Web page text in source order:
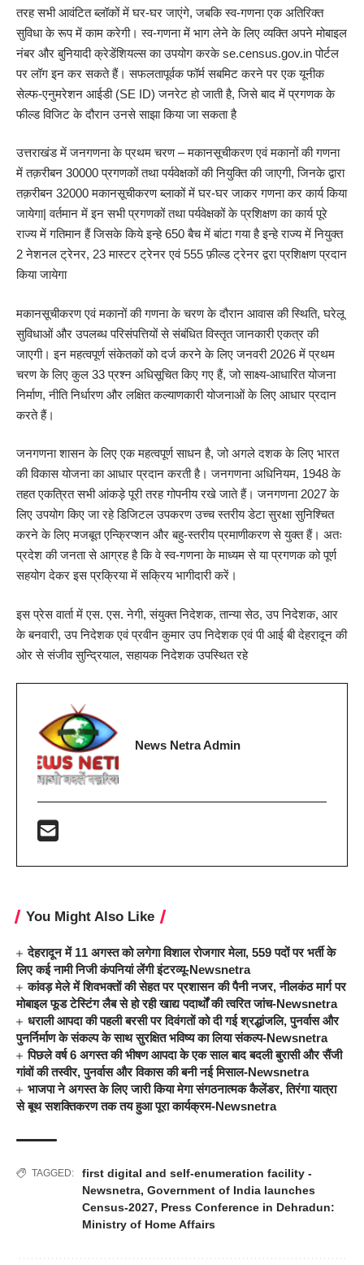
तरह सभी आवंटित ब्लॉकों में घर-घर जाएंगे, जबकि स्व-गणना एक अतिरिक्त
सुविधा के रूप में काम करेगी। स्व-गणना में भाग लेने के लिए व्यक्ति अपने मोबाइल
नंबर और बुनियादी क्रेडेंशियल्स का उपयोग करके se.census.gov.in पोर्टल
पर लॉग इन कर सकते हैं। सफलतापूर्वक फॉर्म सबमिट करने पर एक यूनीक
सेल्फ-एनुमरेशन आईडी (SE ID) जनरेट हो जाती है, जिसे बाद में प्रगणक के
फील्ड विजिट के दौरान उनसे साझा किया जा सकता है
उत्तराखंड में जनगणना के प्रथम चरण – मकानसूचीकरण एवं मकानों की गणना
में तक़रीबन 30000 प्रगणकों तथा पर्यवेक्षकों की नियुक्ति की जाएगी, जिनके द्वारा
तक़रीबन 32000 मकानसूचीकरण ब्लाकों में घर-घर जाकर गणना कर कार्य किया
जायेगा| वर्तमान में इन सभी प्रगणकों तथा पर्यवेक्षकों के प्रशिक्षण का कार्य पूरे
राज्य में गतिमान हैं जिसके किये इन्हे 650 बैच में बांटा गया है इन्हे राज्य में नियुक्त
2 नेशनल ट्रेनर, 23 मास्टर ट्रेनर एवं 555 फ़ील्ड ट्रेनर द्वरा प्रशिक्षण प्रदान
किया जायेगा
मकानसूचीकरण एवं मकानों की गणना के चरण के दौरान आवास की स्थिति, घरेलू
सुविधाओं और उपलब्ध परिसंपत्तियों से संबंधित विस्तृत जानकारी एकत्र की
जाएगी। इन महत्वपूर्ण संकेतकों को दर्ज करने के लिए जनवरी 2026 में प्रथम
चरण के लिए कुल 33 प्रश्न अधिसूचित किए गए हैं, जो साक्ष्य-आधारित योजना
निर्माण, नीति निर्धारण और लक्षित कल्याणकारी योजनाओं के लिए आधार प्रदान
करते हैं।
जनगणना शासन के लिए एक महत्वपूर्ण साधन है, जो अगले दशक के लिए भारत
की विकास योजना का आधार प्रदान करती है। जनगणना अधिनियम, 1948 के
तहत एकत्रित सभी आंकड़े पूरी तरह गोपनीय रखे जाते हैं। जनगणना 2027 के
लिए उपयोग किए जा रहे डिजिटल उपकरण उच्च स्तरीय डेटा सुरक्षा सुनिश्चित
करने के लिए मजबूत एन्क्रिप्शन और बहु-स्तरीय प्रमाणीकरण से युक्त हैं। अतः
प्रदेश की जनता से आग्रह है कि वे स्व-गणना के माध्यम से या प्रगणक को पूर्ण
सहयोग देकर इस प्रक्रिया में सक्रिय भागीदारी करें।
इस प्रेस वार्ता में एस. एस. नेगी, संयुक्त निदेशक, तान्या सेठ, उप निदेशक, आर
के बनवारी, उप निदेशक एवं प्रवीन कुमार उप निदेशक एवं पी आई बी देहरादून की
ओर से संजीव सुन्द्रियाल, सहायक निदेशक उपस्थित रहे
News Netra Admin
You Might Also Like
देहरादून में 11 अगस्त को लगेगा विशाल रोजगार मेला, 559 पदों पर भर्ती के
लिए कई नामी निजी कंपनियां लेंगी इंटरव्यू-Newsnetra
कांवड़ मेले में शिवभक्तों की सेहत पर प्रशासन की पैनी नजर, नीलकंठ मार्ग पर
मोबाइल फूड टेस्टिंग लैब से हो रही खाद्य पदार्थों की त्वरित जांच-Newsnetra
धराली आपदा की पहली बरसी पर दिवंगतों को दी गई श्रद्धांजलि, पुनर्वास और
पुनर्निर्माण के संकल्प के साथ सुरक्षित भविष्य का लिया संकल्प-Newsnetra
पिछले वर्ष 6 अगस्त की भीषण आपदा के एक साल बाद बदली बुरासी और सैंजी
गांवों की तस्वीर, पुनर्वास और विकास की बनी नई मिसाल-Newsnetra
भाजपा ने अगस्त के लिए जारी किया मेगा संगठनात्मक कैलेंडर, तिरंगा यात्रा
से बूथ सशक्तिकरण तक तय हुआ पूरा कार्यक्रम-Newsnetra
TAGGED:
first digital and self-enumeration facility -
Newsnetra, Government of India launches
Census-2027, Press Conference in Dehradun:
Ministry of Home Affairs